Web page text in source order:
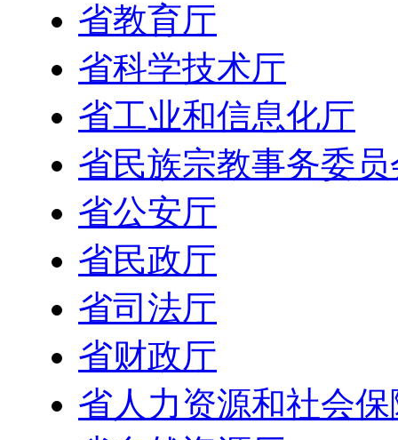
省教育厅
省科学技术厅
省工业和信息化厅
省民族宗教事务委员
省公安厅
省民政厅
省司法厅
省财政厅
省人力资源和社会